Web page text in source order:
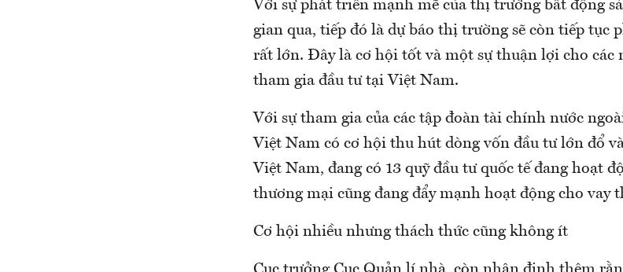
Với sự phát triển mạnh mẽ của thị trường bất động
gian qua, tiếp đó là dự báo thị trường sẽ còn tiếp tục
rất lớn. Đây là cơ hội tốt và một sự thuận lợi cho các
tham gia đầu tư tại Việt Nam.
Với sự tham gia của các tập đoàn tài chính nước
Việt Nam có cơ hội thu hút dòng vốn đầu tư lớn đổ
Việt Nam, đang có 13 quỹ đầu tư quốc tế đang hoạt
thương mại cũng đang đẩy mạnh hoạt động cho vay
Cơ hội nhiều nhưng thách thức cũng không ít